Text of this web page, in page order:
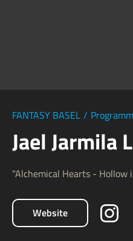
FANTASY BASEL /
Jael Jarmila
"Alchemical Hearts - Hollow
Website